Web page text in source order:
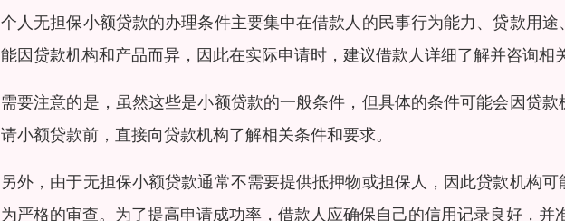
个人无担保小额贷款的办理条件主要集中在借款人的民事行为能力、贷款用
能因贷款机构和产品而异，因此在实际申请时，建议借款人详细了解并咨询相
需要注意的是，虽然这些是小额贷款的一般条件，但具体的条件可能会因贷
请小额贷款前，直接向贷款机构了解相关条件和要求。
另外，由于无担保小额贷款通常不需要提供抵押物或担保人，因此贷款机构
为严格的审查。为了提高申请成功率，借款人应确保自己的信用记录良好，并